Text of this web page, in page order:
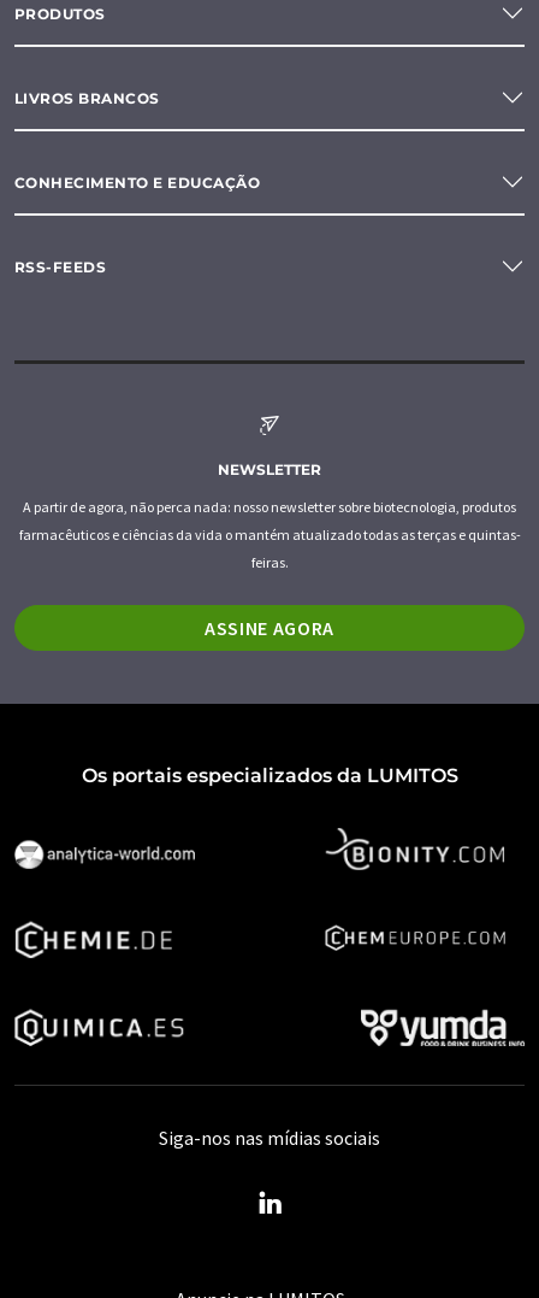
PRODUTOS
LIVROS BRANCOS
CONHECIMENTO E EDUCAÇÃO
RSS-FEEDS
NEWSLETTER
A partir de agora, não perca nada: nosso newsletter sobre biotecnologia, produtos
farmacêuticos e ciências da vida o mantém atualizado todas as terças e quintas-
feiras.
ASSINE AGORA
Os portais especializados da LUMITOS
Siga-nos nas mídias sociais